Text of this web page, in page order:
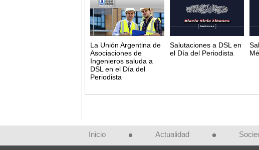
La Unión Argentina de
Asociaciones de
Ingenieros saluda a
DSL en el Día del
Periodista
Salutaciones a DSL en
el Día del Periodista
Inicio Actualidad